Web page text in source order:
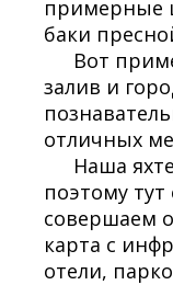
примерные
баки
Вот
залив и
отличных
Наша
поэтому
совершаем
карта с
отели,